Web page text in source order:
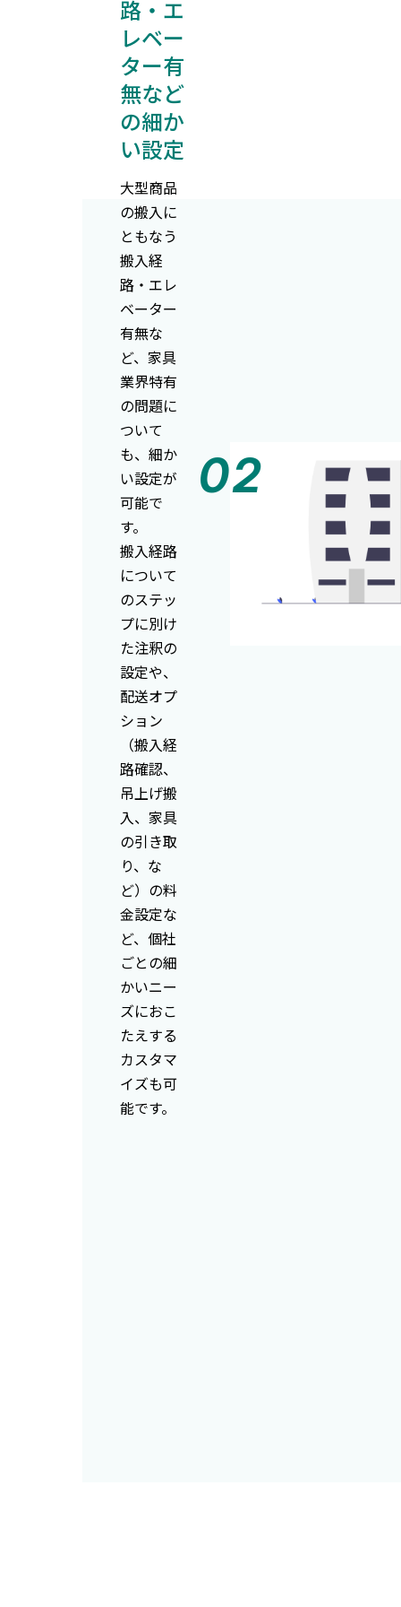
路・エ
レベー
ター有
無など
の細か
い設定
大型商品
の搬入に
ともなう
搬入経
路・エレ
ベーター
有無な
ど、家具
業界特有
の問題に
ついて
も、細か
い設定が
可能で
す。
搬入経路
について
のステッ
プに別け
た注釈の
設定や、
配送オプ
ション
（搬入経
路確認、
吊上げ搬
入、家具
の引き取
り、な
ど）の料
金設定な
ど、個社
ごとの細
かいニー
ズにおこ
たえする
カスタマ
イズも可
能です。